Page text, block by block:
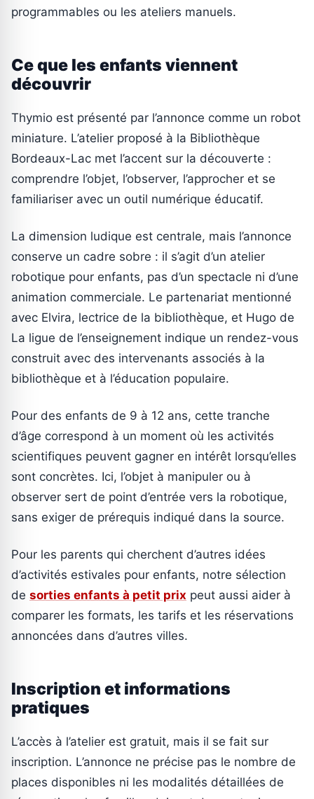
programmables ou les ateliers manuels.
Ce que les enfants viennent
découvrir
Thymio est présenté par l’annonce comme un robot
miniature. L’atelier proposé à la Bibliothèque
Bordeaux-Lac met l’accent sur la découverte :
comprendre l’objet, l’observer, l’approcher et se
familiariser avec un outil numérique éducatif.
La dimension ludique est centrale, mais l’annonce
conserve un cadre sobre : il s’agit d’un atelier
robotique pour enfants, pas d’un spectacle ni d’une
animation commerciale. Le partenariat mentionné
avec Elvira, lectrice de la bibliothèque, et Hugo de
La ligue de l’enseignement indique un rendez-vous
construit avec des intervenants associés à la
bibliothèque et à l’éducation populaire.
Pour des enfants de 9 à 12 ans, cette tranche
d’âge correspond à un moment où les activités
scientifiques peuvent gagner en intérêt lorsqu’elles
sont concrètes. Ici, l’objet à manipuler ou à
observer sert de point d’entrée vers la robotique,
sans exiger de prérequis indiqué dans la source.
Pour les parents qui cherchent d’autres idées
d’activités estivales pour enfants, notre sélection
de sorties enfants à petit prix peut aussi aider à
comparer les formats, les tarifs et les réservations
annoncées dans d’autres villes.
Inscription et informations
pratiques
L’accès à l’atelier est gratuit, mais il se fait sur
inscription. L’annonce ne précise pas le nombre de
places disponibles ni les modalités détaillées de